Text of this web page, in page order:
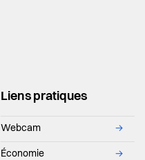
Liens pratiques
Webcam →
Économie →